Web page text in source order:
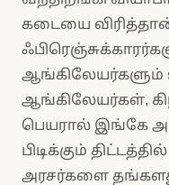
கடையை
ஆங்கிலேயர்களும்
ஆங்கிலேயர்கள்,
பெயரால் இங்கே
பிடிக்கும்
அரசர்களை